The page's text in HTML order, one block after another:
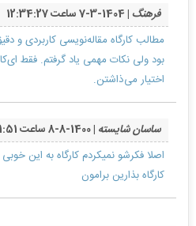
فرهنگ| 1404-3-7 ساعت 12:34:27
مطالب کارگاه مقاله‌نویسی کاربردی و
بود ولی نکات مهمی یاد گرفتم. فقط
اختیار می‌ذاشتن.
ساسان شایسته | 1400-8-8 ساعت 08:31:51
اصلا فکرشو نمیکردم کارگاه به این
کارگاه بذارین برامون